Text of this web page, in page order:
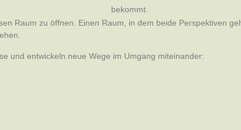
bekommt.
Raum zu öffnen. Einen Raum, in dem beide Perspektiven
und entwickeln neue Wege im Umgang miteinander: